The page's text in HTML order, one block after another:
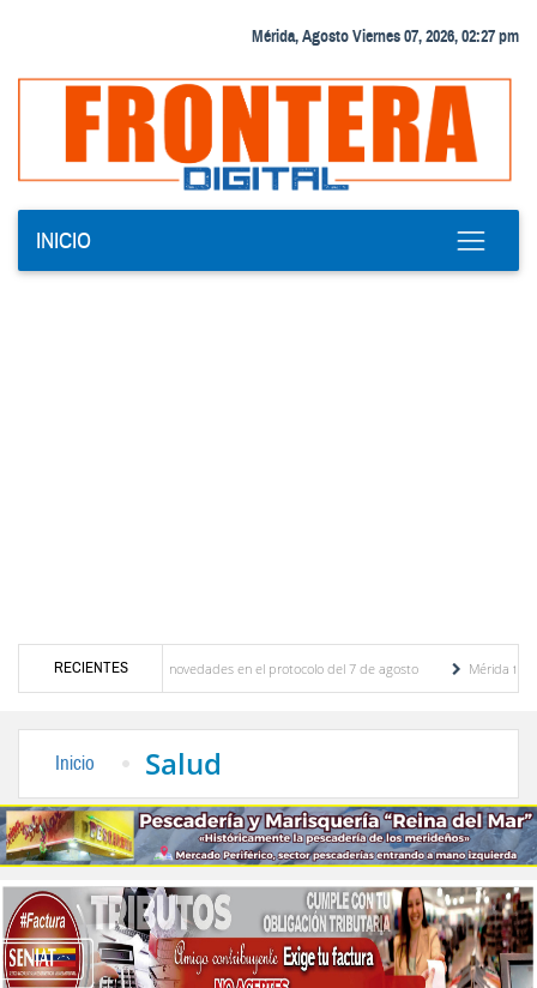
Mérida, Agosto Viernes 07, 2026, 02:27 pm
INICIO
RECIENTES
y se conocieron novedades en el protocolo del 7 de agosto
Mérida territorio
Inicio Salud